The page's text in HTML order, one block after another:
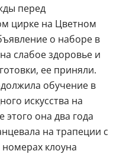
перед
цирке на Цветном
о наборе в
слабое здоровье и
ее приняли.
обучение в
искусства на
этого она два года
на трапеции с
номерах клоуна